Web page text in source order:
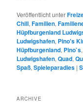
Veröffentlicht unter
Chill,Familien,
Hüpfburgenland
Ludwigshafen, Pino's
Hüpfburgenland, Pino`s,
Ludwigshafen,Quad,
Spaß,Spieleparadies |
ARCHIVE